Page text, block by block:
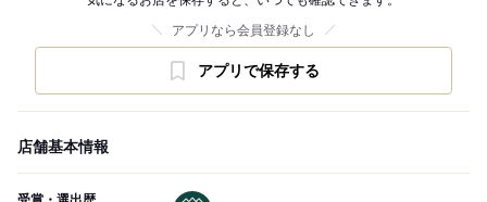
アプリなら会員登録なし
アプリで保存する
店舗基本情報